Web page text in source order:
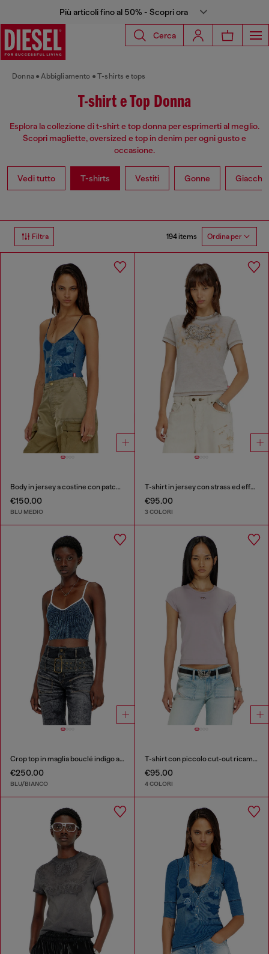
Più articoli fino al 50% - Scopri ora
Cerca
Donna Abbigliamento T-shirts e tops
T-shirt e Top Donna
Esplora la collezione di t-shirt e top donna per esprimerti al meglio.
Scopri magliette, oversized e top in denim per ogni gusto e
occasione.
Vedi tutto T-shirts Vestiti Gonne Giacche
Filtra 194 items Ordina per
Body in jersey a costine con patch effetto ombra
€150.00
BLU MEDIO
T-shirt in jersey con strass ed effetto burnout
€95.00
3 COLORI
Crop top in maglia bouclé indigo a costine
€250.00
BLU/BIANCO
T-shirt con piccolo cut-out ricamato
€95.00
4 COLORI